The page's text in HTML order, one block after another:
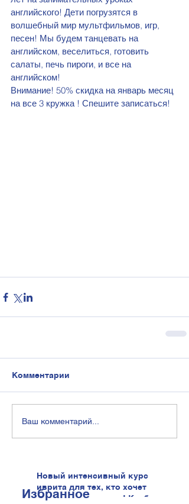
английского! Дети погрузятся в
волшебный мир мультфильмов, игр,
песен! Мы будем танцевать на
английском, веселиться, готовить
салаты, печь пироги, и все на
английском!
Внимание! 50% скидка на январь месяц
на все 3 кружка ! Спешите записаться!
Комментарии
Ваш комментарий...
Новый интенсивный курс
иврита для тех, кто хочет
говорить увереннее! Клуб
Избранное